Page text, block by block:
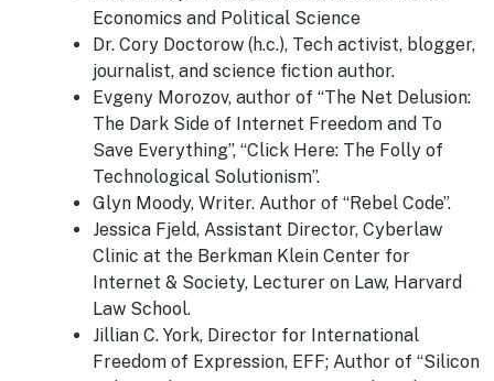
Economics and Political Science
Dr. Cory Doctorow (h.c.), Tech activist, blogger,
journalist, and science fiction author.
Evgeny Morozov, author of “The Net Delusion:
The Dark Side of Internet Freedom and To
Save Everything”, “Click Here: The Folly of
Technological Solutionism”.
Glyn Moody, Writer. Author of “Rebel Code”.
Jessica Fjeld, Assistant Director, Cyberlaw
Clinic at the Berkman Klein Center for
Internet & Society, Lecturer on Law, Harvard
Law School.
Jillian C. York, Director for International
Freedom of Expression, EFF; Author of “Silicon